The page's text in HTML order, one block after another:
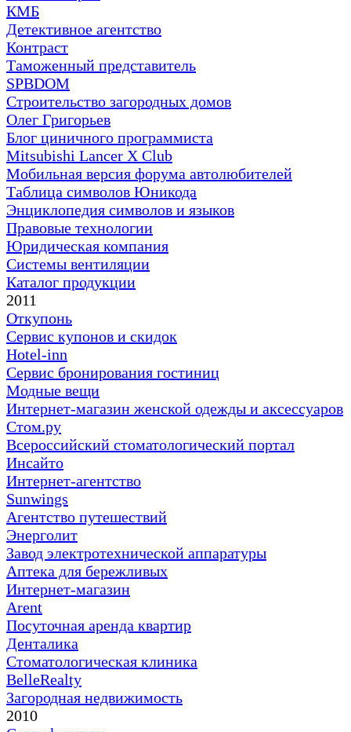
КМБ
Детективное агентство
Контраст
Таможенный представитель
SPBDOM
Строительство загородных домов
Олег Григорьев
Блог циничного программиста
Mitsubishi Lancer X Club
Мобильная версия форума автолюбителей
Таблица символов Юникода
Энциклопедия символов и языков
Правовые технологии
Юридическая компания
Системы вентиляции
Каталог продукции
2011
Откупонь
Сервис купонов и скидок
Hotel-inn
Сервис бронирования гостиниц
Модные вещи
Интернет-магазин женской одежды и аксессуаров
Стом.ру
Всероссийский стоматологический портал
Инсайто
Интернет-агентство
Sunwings
Агентство путешествий
Энерголит
Завод электротехнической аппаратуры
Аптека для бережливых
Интернет-магазин
Arent
Посуточная аренда квартир
Денталика
Стоматологическая клиника
BelleRealty
Загородная недвижимость
2010